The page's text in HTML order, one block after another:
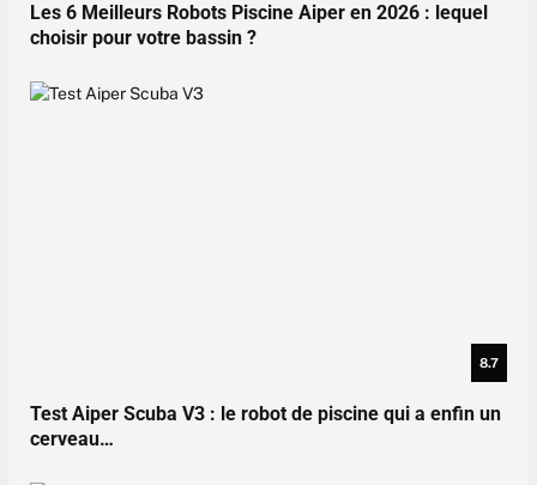
Les 6 Meilleurs Robots Piscine Aiper en 2026 : lequel
choisir pour votre bassin ?
8.7
Test Aiper Scuba V3 : le robot de piscine qui a enfin un
cerveau…